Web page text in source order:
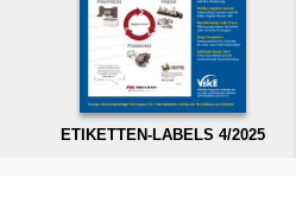
ETIKETTEN-LABELS 4/2025